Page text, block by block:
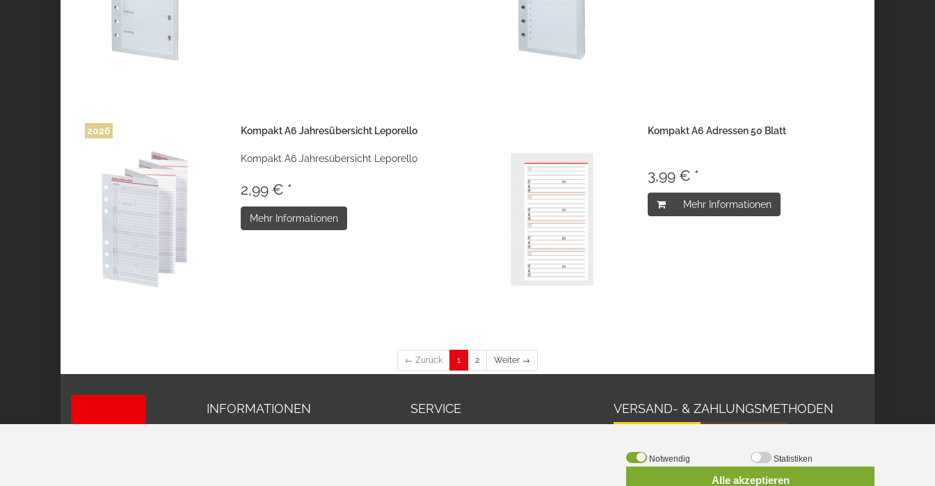
2026 Kompakt A6 Jahresübersicht Leporello
Kompakt A6 Jahresübersicht Leporello
2,99 € *
Mehr Informationen
Kompakt A6 Adressen 50 Blatt
3,99 € *
Mehr Informationen
← Zurück 1 2 Weiter →
INFORMATIONEN SERVICE VERSAND- & ZAHLUNGSMETHODEN
Notwendig Statistiken
Alle akzeptieren